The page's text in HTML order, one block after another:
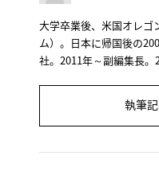
大学卒業後、米国オレゴ
ム）。日本に帰国後の
社。2011年～副編集長。
執筆